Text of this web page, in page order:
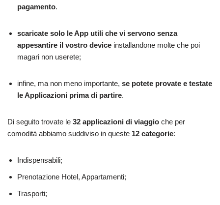
pagamento.
scaricate solo le App utili che vi servono senza
appesantire il vostro device installandone molte che poi
magari non userete;
infine, ma non meno importante, se potete provate e testate
le Applicazioni prima di partire.
Di seguito trovate le 32 applicazioni di viaggio che per
comodità abbiamo suddiviso in queste 12 categorie:
Indispensabili;
Prenotazione Hotel, Appartamenti;
Trasporti;